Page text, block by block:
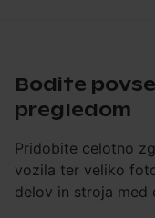
Bodite
pregledom
Pridobite celotno
vozila ter veliko
delov in stroja med